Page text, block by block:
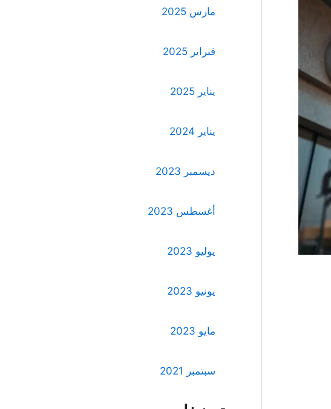
مارس 2025
فبراير 2025
يناير 2025
يناير 2024
ديسمبر 2023
أغسطس 2023
يوليو 2023
يونيو 2023
مايو 2023
سبتمبر 2021